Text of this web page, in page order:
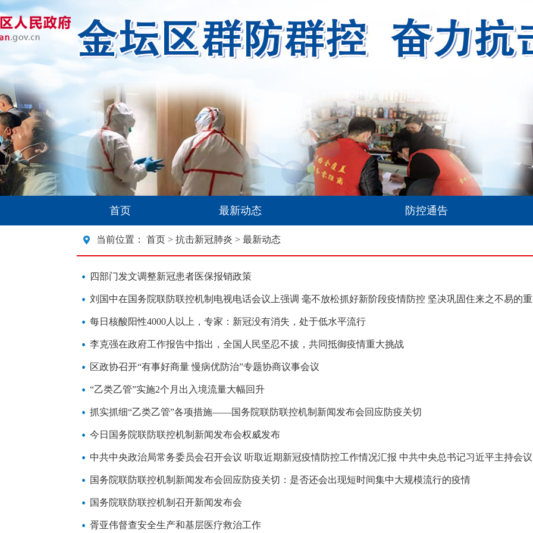
首页 最新动态 防控通告
当前位置： 首页 > 抗击新冠肺炎 > 最新动态
四部门发文调整新冠患者医保报销政策
刘国中在国务院联防联控机制电视电话会议上强调 毫不放松抓好新阶段疫情防控 坚决巩固住来之不易的
每日核酸阳性4000人以上，专家：新冠没有消失，处于低水平流行
李克强在政府工作报告中指出，全国人民坚忍不拔，共同抵御疫情重大挑战
区政协召开“有事好商量 慢病优防治”专题协商议事会议
“乙类乙管”实施2个月出入境流量大幅回升
抓实抓细“乙类乙管”各项措施——国务院联防联控机制新闻发布会回应防疫关切
今日国务院联防联控机制新闻发布会权威发布
中共中央政治局常务委员会召开会议 听取近期新冠疫情防控工作情况汇报 中共中央总书记习近平主持会议
国务院联防联控机制新闻发布会回应防疫关切：是否还会出现短时间集中大规模流行的疫情
国务院联防联控机制召开新闻发布会
胥亚伟督查安全生产和基层医疗救治工作